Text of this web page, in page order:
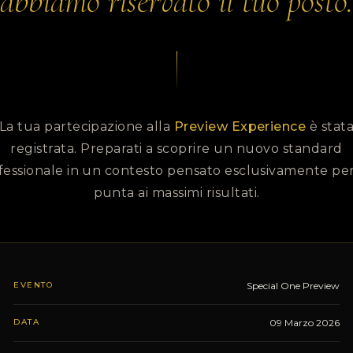
tua partecipazione alla Preview Experience è stata
registrata. Preparati a scoprire un nuovo standard
in un contesto pensato esclusivamente
punta ai massimi risultati.
EVENTO Special One Preview
DATA 09 Marzo 2026